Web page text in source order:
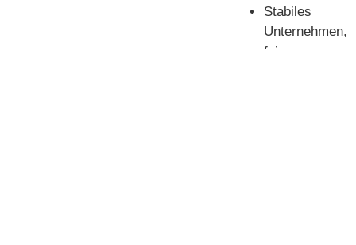
Stabiles
Unternehmen,
faire